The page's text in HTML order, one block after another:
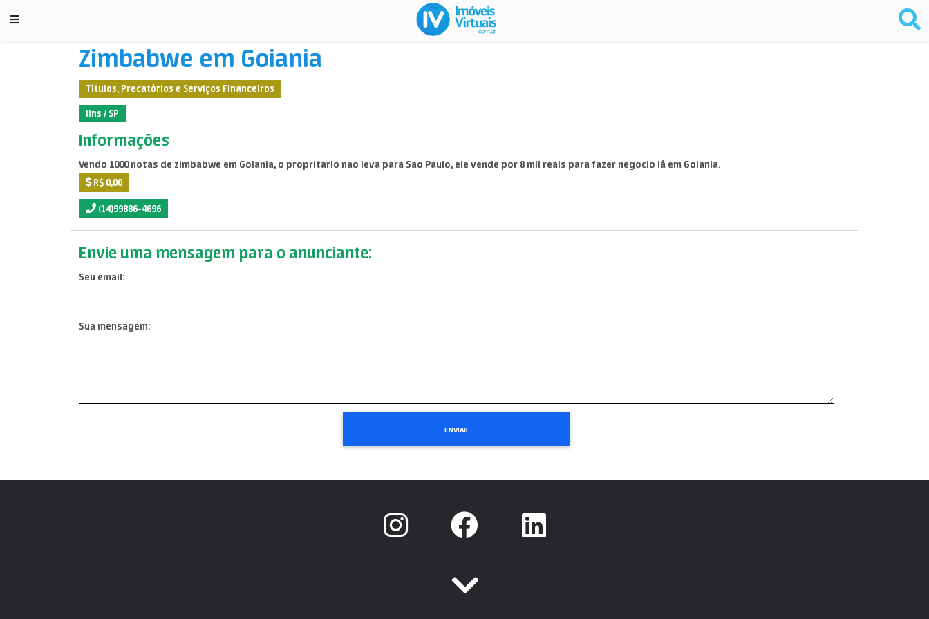
Zimbabwe em Goiania
Títulos, Precatórios e Serviços Financeiros
lins / SP
Informações
Vendo 1000 notas de zimbabwe em Goiania, o propritario nao leva para Sao Paulo, ele vende por 8 mil reais para fazer negocio lá em Goiania.
R$ 0,00
(14)99886-4696
Envie uma mensagem para o anunciante:
Seu email:
Sua mensagem: